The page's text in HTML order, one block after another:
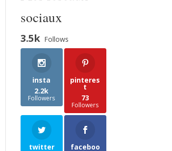
sociaux
3.5k Follows
insta
2.2k
Followers
pinteres
t
73
Followers
twitter
faceboo